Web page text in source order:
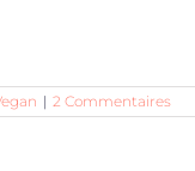
| 2 Commentaires